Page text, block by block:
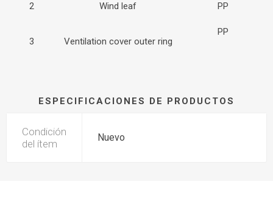
2 Wind leaf PP
3 Ventilation cover outer ring
PP
ESPECIFICACIONES DE PRODUCTOS
Condición
del ítem
Nuevo